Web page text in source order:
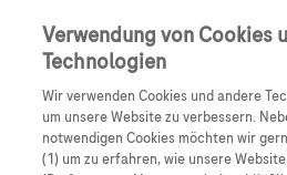
Skip navigation
Pfadnavigation
Ratgeber Diabetes
Verwendung von Cookies
Technologien
Wir verwenden Cookies und andere
um unsere Website zu verbessern.
notwendigen Cookies möchten wir
(1) um zu erfahren, wie unsere